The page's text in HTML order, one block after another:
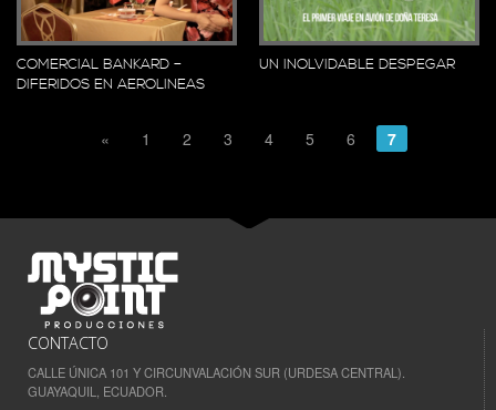
COMERCIAL BANKARD –
DIFERIDOS EN AEROLINEAS
UN INOLVIDABLE DESPEGAR
« 1 2 3 4 5 6 7
CONTACTO
CALLE ÚNICA 101 Y CIRCUNVALACIÓN SUR (URDESA CENTRAL).
GUAYAQUIL, ECUADOR.